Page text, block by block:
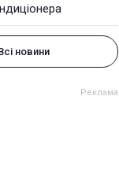
новини